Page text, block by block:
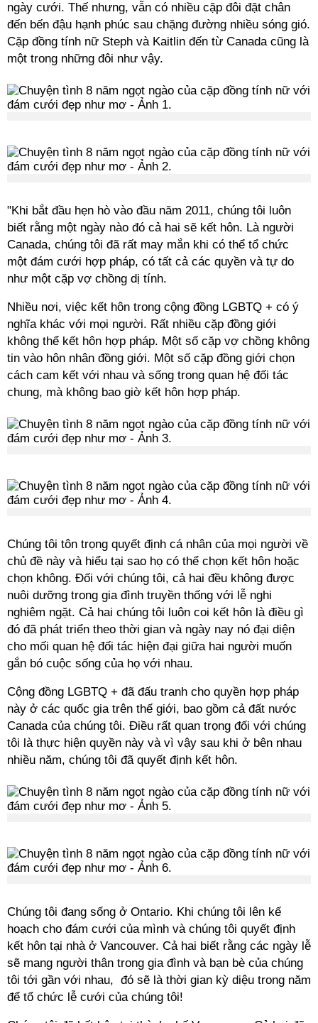
ngày cưới. Thế nhưng, vẫn có nhiều cặp đôi đặt chân
đến bến đậu hạnh phúc sau chặng đường nhiều sóng gió.
Cặp đồng tính nữ Steph và Kaitlin đến từ Canada cũng là
một trong những đôi như vậy.
"Khi bắt đầu hẹn hò vào đầu năm 2011, chúng tôi luôn
biết rằng một ngày nào đó cả hai sẽ kết hôn. Là người
Canada, chúng tôi đã rất may mắn khi có thể tổ chức
một đám cưới hợp pháp, có tất cả các quyền và tự do
như một cặp vợ chồng dị tính.
Nhiều nơi, việc kết hôn trong cộng đồng LGBTQ + có ý
nghĩa khác với mọi người. Rất nhiều cặp đồng giới
không thể kết hôn hợp pháp. Một số cặp vợ chồng không
tin vào hôn nhân đồng giới. Một số cặp đồng giới chọn
cách cam kết với nhau và sống trong quan hệ đối tác
chung, mà không bao giờ kết hôn hợp pháp.
Chúng tôi tôn trọng quyết định cá nhân của mọi người về
chủ đề này và hiểu tại sao họ có thể chọn kết hôn hoặc
chọn không. Đối với chúng tôi, cả hai đều không được
nuôi dưỡng trong gia đình truyền thống với lễ nghi
nghiêm ngặt. Cả hai chúng tôi luôn coi kết hôn là điều gì
đó đã phát triển theo thời gian và ngày nay nó đại diện
cho mối quan hệ đối tác hiện đại giữa hai người muốn
gắn bó cuộc sống của họ với nhau.
Cộng đồng LGBTQ + đã đấu tranh cho quyền hợp pháp
này ở các quốc gia trên thế giới, bao gồm cả đất nước
Canada của chúng tôi. Điều rất quan trọng đối với chúng
tôi là thực hiện quyền này và vì vậy sau khi ở bên nhau
nhiều năm, chúng tôi đã quyết định kết hôn.
Chúng tôi đang sống ở Ontario. Khi chúng tôi lên kế
hoạch cho đám cưới của mình và chúng tôi quyết định
kết hôn tại nhà ở Vancouver. Cả hai biết rằng các ngày lễ
sẽ mang người thân trong gia đình và bạn bè của chúng
tôi tới gần với nhau, đó sẽ là thời gian kỳ diệu trong năm
để tổ chức lễ cưới của chúng tôi!